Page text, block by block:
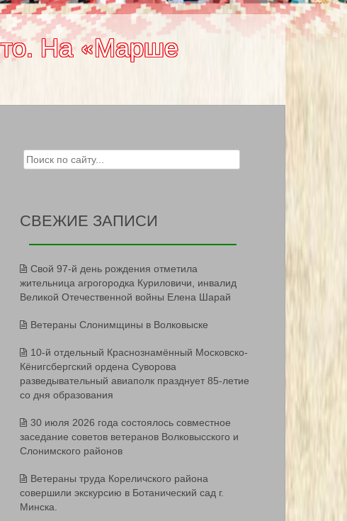
На «Марше
Search for:
СВЕЖИЕ ЗАПИСИ
Свой 97-й день рождения отметила
жительница агрогородка Куриловичи, инвалид
Великой Отечественной войны Елена Шарай
Ветераны Слонимщины в Волковыске
10-й отдельный Краснознамённый Московско-
Кёнигсбергский ордена Суворова
разведывательный авиаполк празднует 85-летие
со дня образования
30 июля 2026 года состоялось совместное
заседание советов ветеранов Волковысского и
Слонимского районов
Ветераны труда Кореличского района
совершили экскурсию в Ботанический сад г.
Минска.